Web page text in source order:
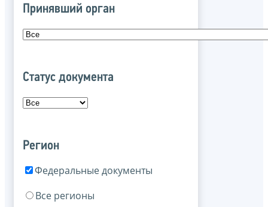
Принявший орган
Статус документа
Регион
Федеральные документы
Все регионы